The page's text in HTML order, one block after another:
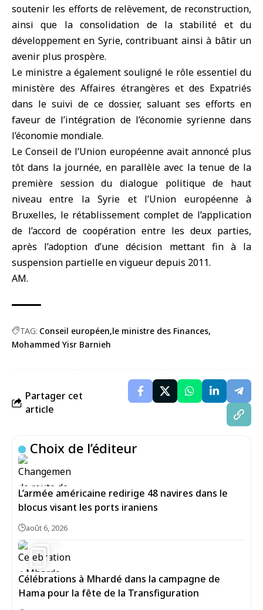
soutenir les efforts de relèvement, de reconstruction,
ainsi que la consolidation de la stabilité et du
développement en Syrie, contribuant ainsi à bâtir un
avenir plus prospère.
Le ministre a également souligné le rôle essentiel du
ministère des Affaires étrangères et des Expatriés
dans le suivi de ce dossier, saluant ses efforts en
faveur de l’intégration de l’économie syrienne dans
l’économie mondiale.
Le Conseil de l’Union européenne avait annoncé plus
tôt dans la journée, en parallèle avec la tenue de la
première session du dialogue politique de haut
niveau entre la Syrie et l’Union européenne à
Bruxelles, le rétablissement complet de l’application
de l’accord de coopération entre les deux parties,
après l’adoption d’une décision mettant fin à la
suspension partielle en vigueur depuis 2011.
AM.
TAG: Conseil européen le ministre des Finances
Mohammed Yisr Barnieh
Partager cet
article
Choix de l’éditeur
L’armée américaine redirige 48 navires dans le
blocus visant les ports iraniens
août 6, 2026
Célébrations à Mhardé dans la campagne de
Hama pour la fête de la Transfiguration